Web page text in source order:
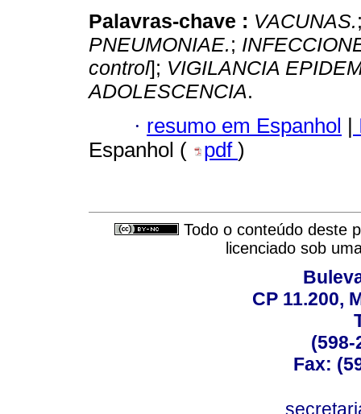
Palavras-chave : VACUNAS.
PNEUMONIAE.;
control]; VIGILANCIA
ADOLESCENCIA.
· resumo em Espanhol |
Espanhol (
pdf )
Todo o conteúdo deste
licenciado sob
CP 11.200,
(598-
Fax: